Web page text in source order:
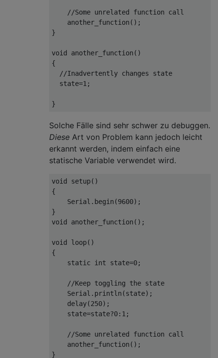
//Some unrelated function call
    another_function
();
}
void another_function ()
{
//Inadvertently changes state
  state
=1 ;
}
Solche Fälle sind sehr schwer zu debuggen.
Diese Art von Problem kann jedoch leicht
erkannt werden, indem einfach eine
statische Variable verwendet wird.
void setup()
{
Serial . begin (9600);
}
void another_function ();
void loop()
{
static
int state=0;
//Keep toggling the state
Serial . println (state);
    delay
(250);
    state
=state?0: 1 ;
//Some unrelated function call
    another_function
();
}